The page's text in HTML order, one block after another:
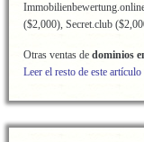
($2,000), Secret.club
Otras ventas de dominios
Leer el resto de este